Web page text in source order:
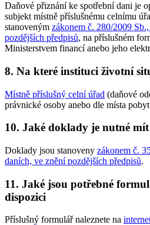
Daňové přiznání ke spotřební dani je
subjekt místně příslušnému celnímu
stanoveným zákonem č. 280/2009
pozdějších předpisů, na příslušném
Ministerstvem financí anebo jeho
8. Na které instituci životní
Místně příslušný celní úřad (daňové
právnické osoby anebo dle místa
10. Jaké doklady je nutné mít
Doklady jsou stanoveny zákonem č.
daních, ve znění pozdějších předpisů.
11. Jaké jsou potřebné
dispozici
Příslušný formulář naleznete na